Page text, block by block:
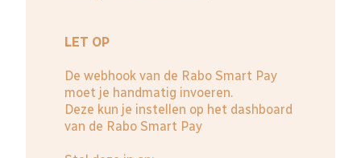
LET OP
De webhook van de Rabo Smart Pay
moet je handmatig invoeren.
Deze kun je instellen op het dashboard
van de Rabo Smart Pay